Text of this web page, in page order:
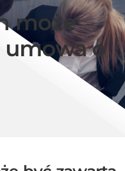
może
umowa o